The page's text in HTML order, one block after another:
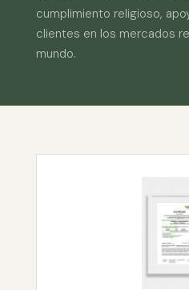
cumplimiento religioso,
clientes en los mercados
mundo.